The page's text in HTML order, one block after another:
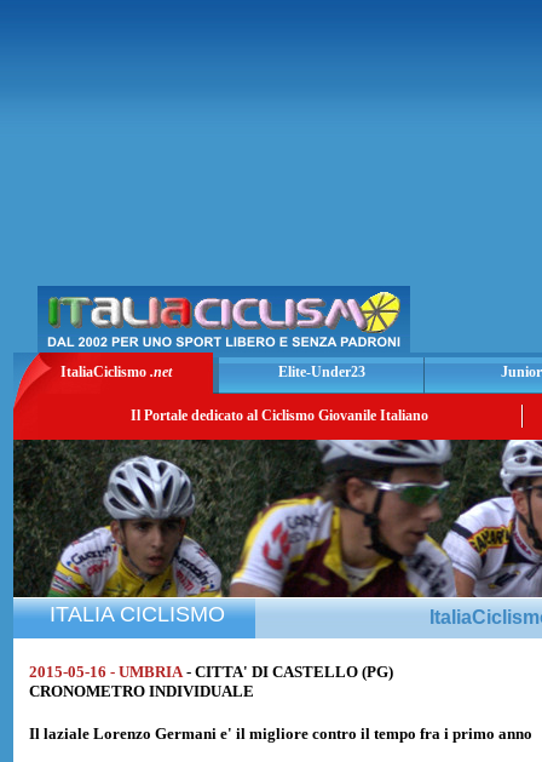
ItaliaCiclismo .net Elite-Under23
Il Portale dedicato al Ciclismo Giovanile Italiano
ITALIA CICLISMO
2015-05-16 - UMBRIA - CITTA' DI CASTELLO (PG)
CRONOMETRO INDIVIDUALE
Il laziale Lorenzo Germani e' il migliore contro il tempo fra i primo anno